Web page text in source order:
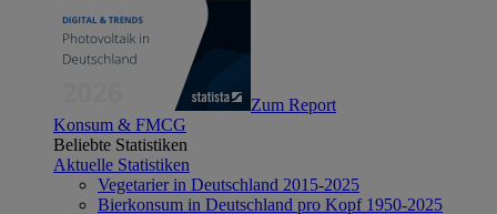
Zum Report
Konsum & FMCG
Beliebte Statistiken
Aktuelle Statistiken
Vegetarier in Deutschland 2015-2025
Bierkonsum in Deutschland pro Kopf 1950-2025